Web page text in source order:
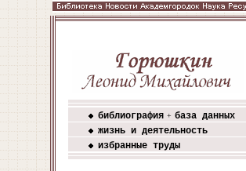
библиография + база данных
жизнь и деятельность
избранные труды